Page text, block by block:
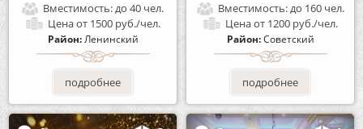
Вместимость:до 40 чел.
Ценаот 1500 руб./чел.
Район:Ленинский
подробнее
Вместимость:до 160 чел.
Ценаот 1200 руб./чел.
Район:Советский
подробнее